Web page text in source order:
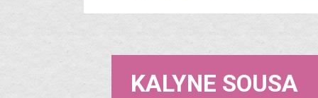
KALYNE SOUSA